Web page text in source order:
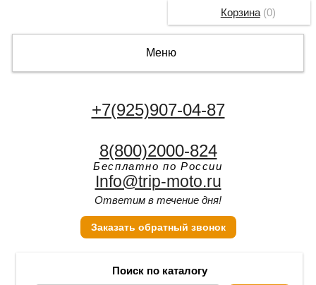
Меню
+7(925)907-04-87
8(800)2000-824
Бесплатно по России
Info@trip-moto.ru
Ответим в течение дня!
Заказать обратный звонок
Поиск по каталогу
Корзина(0)